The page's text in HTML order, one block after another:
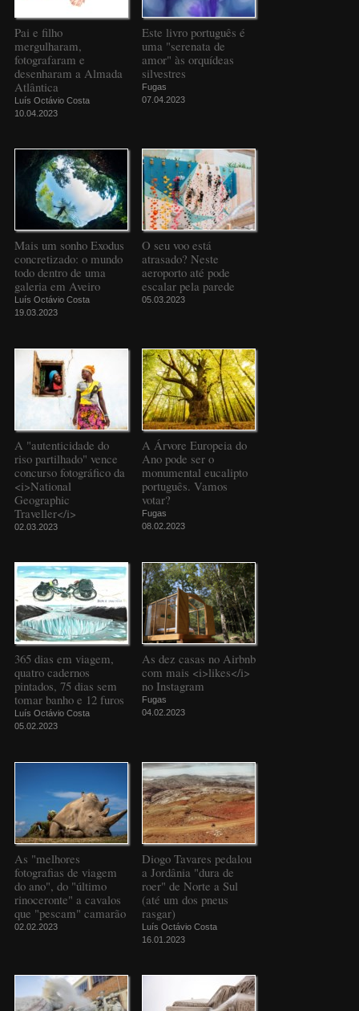
Pai e filho
mergulharam,
fotografaram e
desenharam a Almada
Atlântica
Luís Octávio Costa
10.04.2023
Este livro português é
uma "serenata de
amor" às orquídeas
silvestres
Fugas
07.04.2023
Mais um sonho Exodus
concretizado: o mundo
todo dentro de uma
galeria em Aveiro
Luís Octávio Costa
19.03.2023
O seu voo está
atrasado? Neste
aeroporto até pode
escalar pela parede
05.03.2023
A "autenticidade do
riso partilhado" vence
concurso fotográfico da
<i>National
Geographic
Traveller</i>
02.03.2023
A Árvore Europeia do
Ano pode ser o
monumental eucalipto
português. Vamos
votar?
Fugas
08.02.2023
365 dias em viagem,
quatro cadernos
pintados, 75 dias sem
tomar banho e 12 furos
Luís Octávio Costa
05.02.2023
As dez casas no Airbnb
com mais <i>likes</i>
no Instagram
Fugas
04.02.2023
As "melhores
fotografias de viagem
do ano", do "último
rinoceronte" a cavalos
que "pescam" camarão
02.02.2023
Diogo Tavares pedalou
a Jordânia "dura de
roer" de Norte a Sul
(até um dos pneus
rasgar)
Luís Octávio Costa
16.01.2023